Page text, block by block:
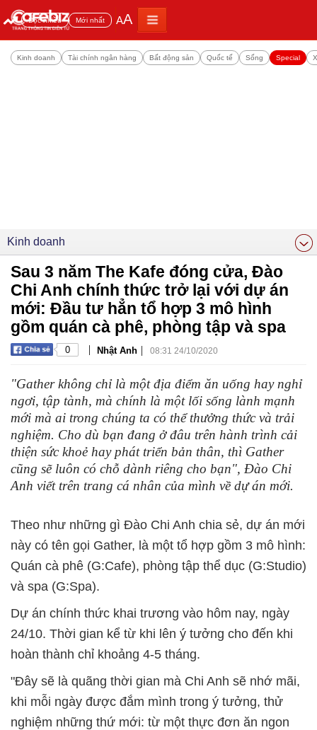
Đọc nhiều Mới nhất AA
Kinh doanh Tài chính ngân hàng Bất động sản Quốc tế Sống Special
Kinh doanh
Sau 3 năm The Kafe đóng cửa, Đào
Chi Anh chính thức trở lại với dự án
mới: Đầu tư hẳn tổ hợp 3 mô hình
gồm quán cà phê, phòng tập và spa
0 | Nhật Anh | 08:31 24/10/2020
"Gather không chỉ là một địa điểm ăn uống hay nghỉ
ngơi, tập tành, mà chính là một lối sống lành mạnh
mới mà ai trong chúng ta có thể thưởng thức và trải
nghiệm. Cho dù bạn đang ở đâu trên hành trình cải
thiện sức khoẻ hay phát triển bản thân, thì Gather
cũng sẽ luôn có chỗ dành riêng cho bạn", Đào Chi
Anh viết trên trang cá nhân của mình về dự án mới.
Theo như những gì Đào Chi Anh chia sẻ, dự án mới
này có tên gọi Gather, là một tổ hợp gồm 3 mô hình:
Quán cà phê (G:Cafe), phòng tập thể dục (G:Studio)
và spa (G:Spa).
Dự án chính thức khai trương vào hôm nay, ngày
24/10. Thời gian kể từ khi lên ý tưởng cho đến khi
hoàn thành chỉ khoảng 4-5 tháng.
"Đây sẽ là quãng thời gian mà Chi Anh sẽ nhớ mãi,
khi mỗi ngày được đắm mình trong ý tưởng, thử
nghiệm những thứ mới: từ một thực đơn ăn ngon